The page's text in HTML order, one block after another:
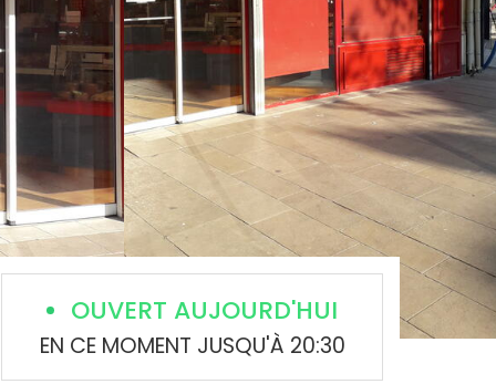
OUVERT AUJOURD'HUI
EN CE MOMENT JUSQU'À 20:30